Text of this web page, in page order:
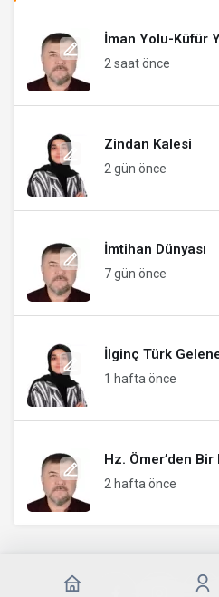
İman Yolu-Küfür
2 saat önce
Zindan Kalesi
2 gün önce
İmtihan Dünyası
7 gün önce
İlginç Türk
1 hafta önce
Hz. Ömer’den Bir
2 hafta önce